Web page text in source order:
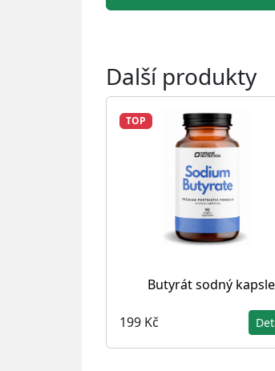
Další produkty
TOP
Butyrát sodný kapsle
199 Kč